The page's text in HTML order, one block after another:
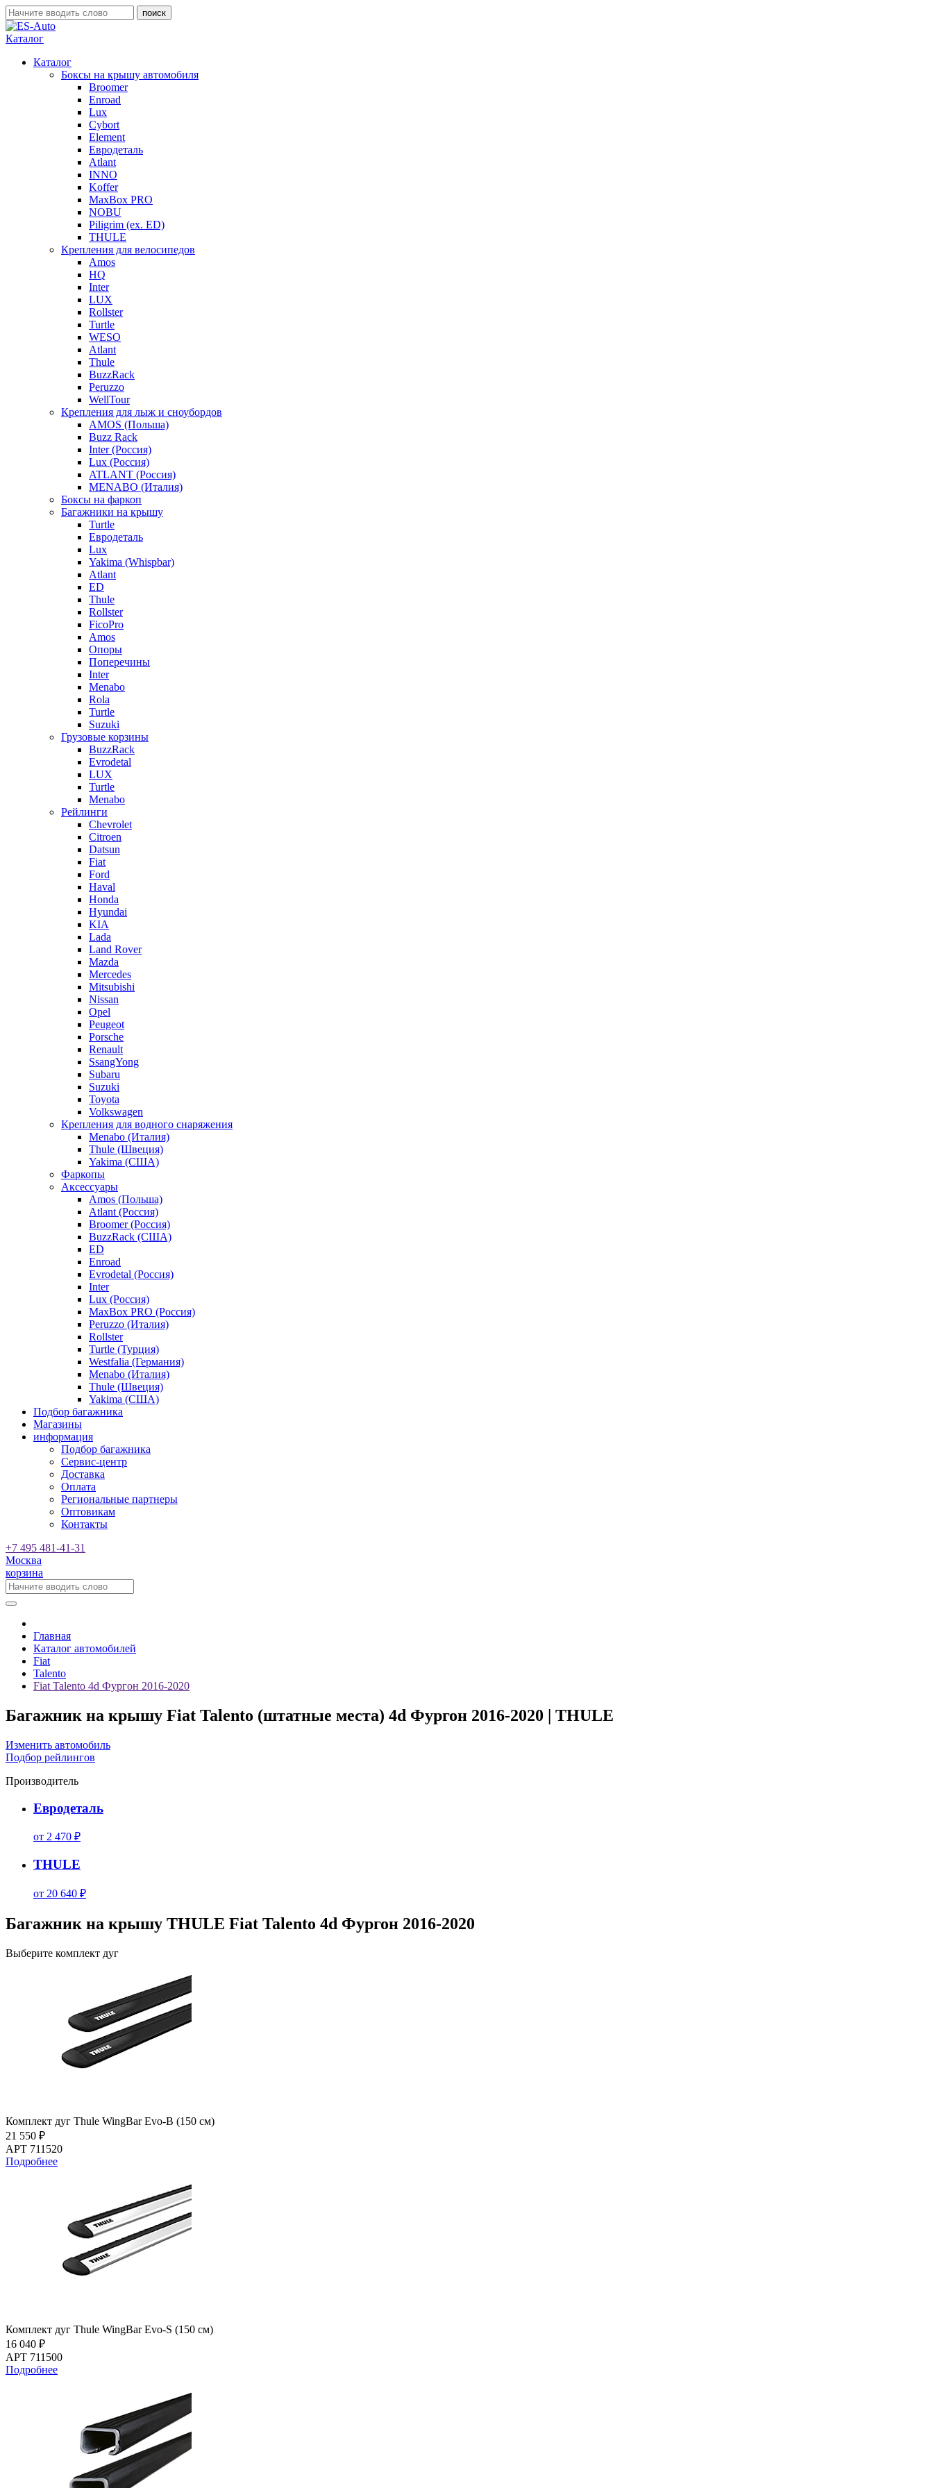
Каталог
Каталог
Боксы на крышу автомобиля
Broomer
Enroad
Lux
Cybort
Element
Евродеталь
Atlant
INNO
Koffer
MaxBox PRO
NOBU
Piligrim (ex. ED)
THULE
Крепления для велосипедов
Amos
HQ
Inter
LUX
Rollster
Turtle
WESO
Atlant
Thule
BuzzRack
Peruzzo
WellTour
Крепления для лыж и сноубордов
AMOS (Польша)
Buzz Rack
Inter (Россия)
Lux (Россия)
ATLANT (Россия)
MENABO (Италия)
Боксы на фаркоп
Багажники на крышу
Turtle
Евродеталь
Lux
Yakima (Whispbar)
Atlant
ED
Thule
Rollster
FicoPro
Amos
Опоры
Поперечины
Inter
Menabo
Rola
Turtle
Suzuki
Грузовые корзины
BuzzRack
Evrodetal
LUX
Turtle
Menabo
Рейлинги
Chevrolet
Citroen
Datsun
Fiat
Ford
Haval
Honda
Hyundai
KIA
Lada
Land Rover
Mazda
Mercedes
Mitsubishi
Nissan
Opel
Peugeot
Porsche
Renault
SsangYong
Subaru
Suzuki
Toyota
Volkswagen
Крепления для водного снаряжения
Menabo (Италия)
Thule (Швеция)
Yakima (США)
Фаркопы
Аксессуары
Amos (Польша)
Atlant (Россия)
Broomer (Россия)
BuzzRack (США)
ED
Enroad
Evrodetal (Россия)
Inter
Lux (Россия)
MaxBox PRO (Россия)
Peruzzo (Италия)
Rollster
Turtle (Турция)
Westfalia (Германия)
Menabo (Италия)
Thule (Швеция)
Yakima (США)
Подбор багажника
Магазины
информация
Подбор багажника
Сервис-центр
Доставка
Оплата
Региональные партнеры
Оптовикам
Контакты
+7 495 481-41-31
Москва
корзина
Главная
Каталог автомобилей
Fiat
Talento
Fiat Talento 4d Фургон 2016-2020
Багажник на крышу Fiat Talento (штатные места) 4d Фургон 2016-2020 | THULE
Изменить автомобиль
Подбор рейлингов
Производитель
Евродеталь
от 2 470 ₽
THULE
от 20 640 ₽
Багажник на крышу THULE Fiat Talento 4d Фургон 2016-2020
Выберите комплект дуг
Комплект дуг Thule WingBar Evo-B (150 см)
21 550 ₽
АРТ 711520
Подробнее
Комплект дуг Thule WingBar Evo-S (150 см)
16 040 ₽
АРТ 711500
Подробнее